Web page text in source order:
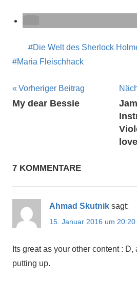
Die Welt des Sherlock
Maria Fleischhack
Vorheriger Beitrag
My dear Bessie
love
7 KOMMENTARE
Ahmad Skutnik sagt:
15. Januar 2016 um 20:20
Its great as your other content :
putting up.